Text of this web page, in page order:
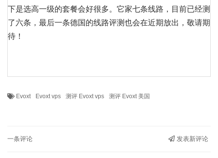
下是选高一级的套餐会好很多。它家七条线路，目前已经测
了六条，最后一条德国的线路评测也会在近期放出，敬请期
待！
Evoxt Evoxt vps 测评 Evoxt vps 测评 Evoxt 美国
一条评论 发表新评论